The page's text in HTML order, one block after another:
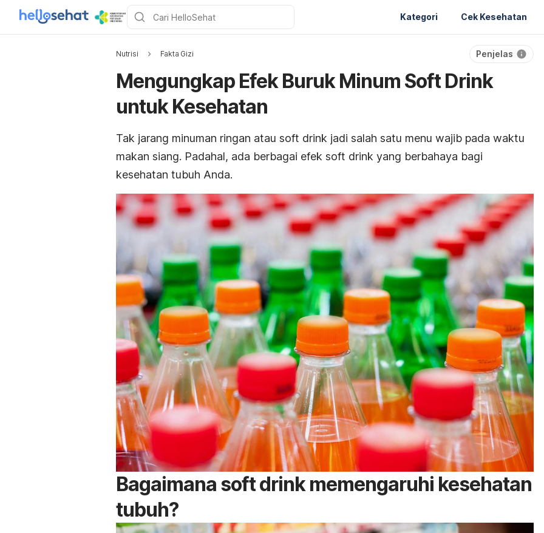
Kategori Cek Kesehatan
Nutrisi Fakta Gizi Penjelas
Mengungkap Efek Buruk Minum Soft Drink
untuk Kesehatan
Tak jarang minuman ringan atau soft drink jadi salah satu menu wajib pada waktu
makan siang. Padahal, ada berbagai efek soft drink yang berbahaya bagi
kesehatan tubuh Anda.
Bagaimana soft drinkmemengaruhi kesehatan
tubuh?